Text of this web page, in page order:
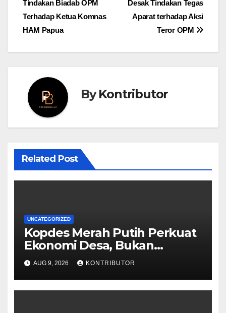
navigation
Desak Tindakan Tegas
Aparat terhadap Aksi
Teror OPM
Tindakan Biadab OPM
Terhadap Ketua Komnas
HAM Papua
ByKontributor
Related Post
UNCATEGORIZED
Kopdes Merah Putih Perkuat
Ekonomi Desa, Bukan
Memonopoli Pasar
AUG 9, 2026 KONTRIBUTOR